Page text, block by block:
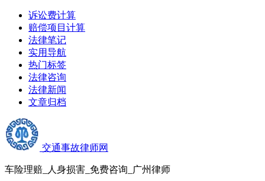
诉讼费计算
赔偿项目计算
法律笔记
实用导航
热门标签
法律咨询
法律新闻
文章归档
交通事故律师网
车险理赔_人身损害_免费咨询_广州律师